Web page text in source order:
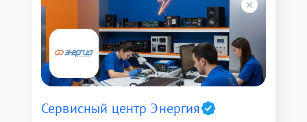
Сервисный центр Энергия